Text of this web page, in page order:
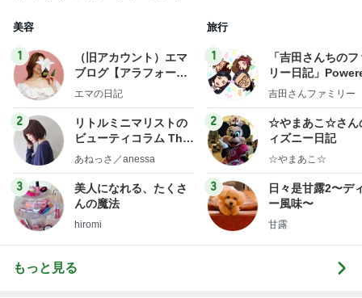
美容
1
（旧アカウント）エマ
ブログ【アラフォー会
社売却セカンドライ
エマの日記
2
リトルミニマリストの
ビューティコラム The
little minimalist's bea
あねっさ／anessa
3
美人になれる、たくさ
んの魔法
hiromi
旅行
1
「吉田さんちの
リー日記」
y Ameba 吉田さ
ログ
吉田さんファミリー
2
☆やまあこ☆さん
ィズニー日記
☆やまあこ☆
3
日々是甘露2〜デ
ー風味〜
甘露
もっと見る